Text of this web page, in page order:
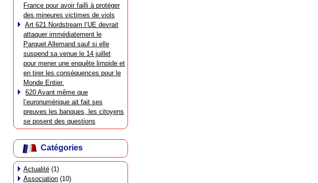
France pour avoir failli à protéger
des mineures victimes de viols
Art 621 Nordstream l’UE devrait
attaquer immédiatement le
Parquet Allemand sauf si elle
suspend sa venue le 14 juillet
pour mener une enquête limpide et
en tirer les conséquences pour le
Monde Entier.
620 Avant même que
l’euronumérique ait fait ses
preuves les banques, les citoyens
se posent des questions
Catégories
Actualité (1)
Association (10)